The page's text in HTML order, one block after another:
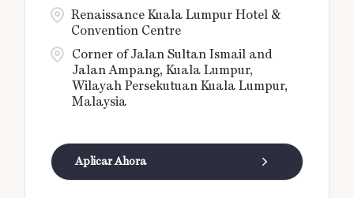
Corner of Jalan Sultan Ismail and
Jalan Ampang, Kuala Lumpur,
Wilayah Persekutuan Kuala Lumpur,
Malaysia
Renaissance Kuala Lumpur Hotel &
Convention Centre
Aplicar Ahora